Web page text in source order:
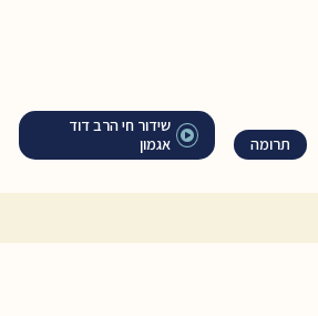
תרומה
שידור חי הרב דוד
אגמון